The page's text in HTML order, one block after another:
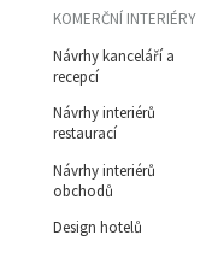
KOMERČNÍ INTERIÉRY
Návrhy kanceláří a
recepcí
Návrhy interiérů
restaurací
Návrhy interiérů
obchodů
Design hotelů